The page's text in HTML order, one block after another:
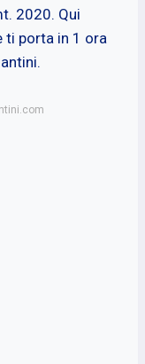
2020. Qui
ti porta in 1 ora